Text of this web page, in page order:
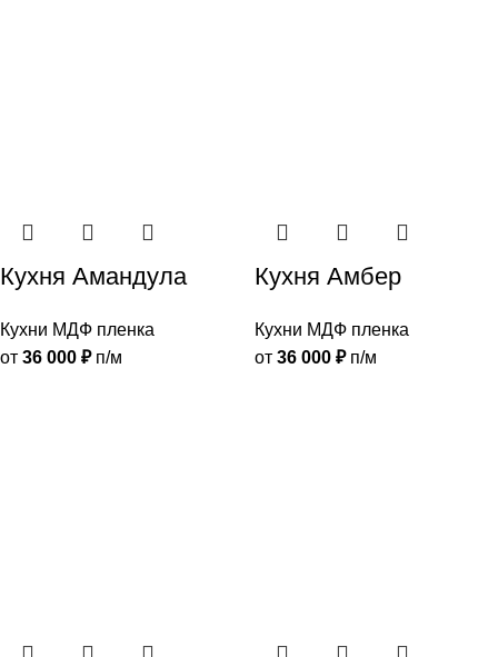
Кухня Амандула
Кухни МДФ пленка
от 36 000 ₽п/м
Кухня Амбер
Кухни МДФ пленка
от 36 000 ₽п/м